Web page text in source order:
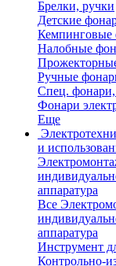
Брелки, ручки
Детские
Кемпинговые
Налобные
Ручные
Спец. фонари,
Фонари
Еще
и
аппаратура
Все
аппаратура
Инструмент
Контрольно-